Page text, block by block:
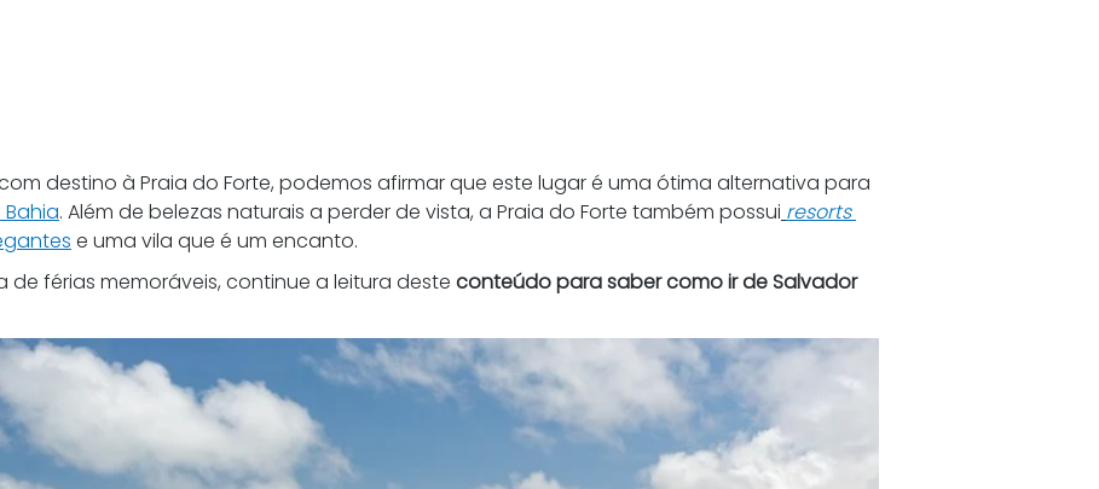
destino à Praia do Forte, podemos afirmar que este lugar é uma ótima alternativa para
. Além de belezas naturais a perder de vista, a Praia do Forte também possui resorts
e uma vila que é um encanto.
férias memoráveis, continue a leitura deste conteúdo para saber como ir de Salvador